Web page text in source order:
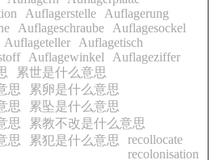
Auflagerstelle
Auflagerung
Auflageschraube
Auflagesockel
Auflageteller
Auflagetisch
Auflagewinkel
Auflageziffer
累世是什么意思
思
累卵是什么意思
思
累坠是什么意思
思
累教不改是什么意思
思
累犯是什么意思
recollocate
recolonisation